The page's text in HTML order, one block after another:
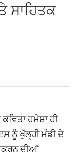
ਸਾਹਿਤਕ
ਹਮੇਸ਼ਾ ਹੀ
ਨੂੰ ਖੁੱਲ੍ਹੀ ਮੰਡੀ ਦੇ
ਦੀਆਂ